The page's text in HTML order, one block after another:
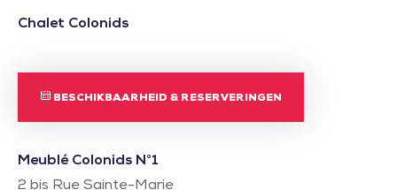
Chalet Colonids
BESCHIKBAARHEID & RESERVERINGEN
Meublé Colonids N°1
2 bis Rue Sainte-Marie